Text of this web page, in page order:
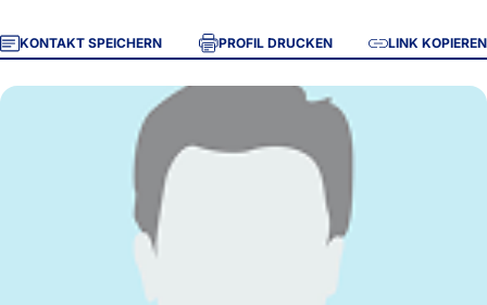
KONTAKT SPEICHERN PROFIL DRUCKEN LINK KOPIEREN